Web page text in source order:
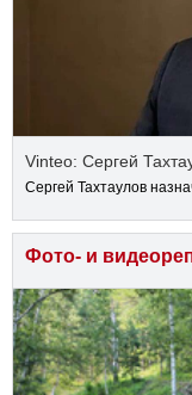
Vinteo: Сергей
Сергей Тахтаулов
Фото- и